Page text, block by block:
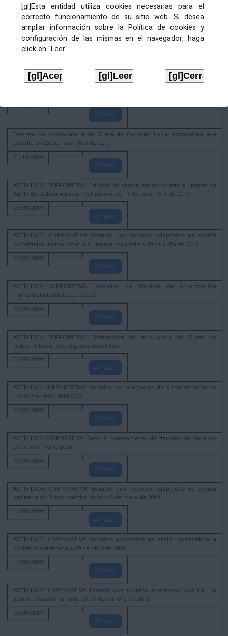
[gl]Esta entidad utiliza cookies necesarias para el
correcto funcionamiento de su sitio web. Si desea
ampliar información sobre la Política de cookies y
configuración de las mismas en el navegador, haga
click en "Leer"
28/12/2020
Amosar
ACTIVIDADE CORPORATIVA. Extracto do Pleno ordinario de data 2.7.2020
ACTIVIDADE CORPORATIVA. Extracto da Xunta de Goberno Local de 17 de
18/06/2020
Amosar
Decreto de convocatoria de Xunta de Goberno Local extraordinaria e
urxente do 22 de novembro de 2019
21/11/2019
Amosar
ACTIVIDADE CORPORATIVA. Extracto da sesión extraordinaria e urxente da
Xunta de Goberno Local realizada o día 19 de setembro de 2019
23/09/2019
Amosar
ACTIVIDADE CORPORATIVA. Extracto dos acordos adoptados na sesión
constitutiva, extraordinaria e urxente realizada o 28 de xuño de 2019
02/07/2019
Amosar
ACTIVIDAD CORPORATIVA. Decretos de Alcaldía de organización
municipal mandato 2019-2023.
02/07/2019
Amosar
ACTIVIDAD CORPORATIVA. Delegación de atricucións da Xunta de
Goberno Local nos órganos directivos.
02/07/2019
Amosar
ACTIVIDAD CORPORTATIVA. Acordos de delegación da Xunta de Goberno
Local mandato 2019-2023
02/07/2019
Amosar
ACTIVIDAD CORPORATIVA. Cese e nomeamento de titulares de órganos
directivos municipais.
02/07/2019
Amosar
ACTIVIDADE CORPORATIVA. Extracto dos acordos adoptados na sesión
ordinaria do Pleno que tivo lugar o 6 de maio de 2019.
16/05/2019
Amosar
ACTIVIDADE CORPORATIVA. Acordos adoptados na sesión extraordinaria
do Pleno celebrada o 29 de abril de 2019
16/05/2019
Amosar
ACTIVIDADE CORPORATIVA. Extracto dos acordos adoptados pola XGL na
sesión extraordinaria de 21 de decembro de 2018.
05/01/2019
Amosar